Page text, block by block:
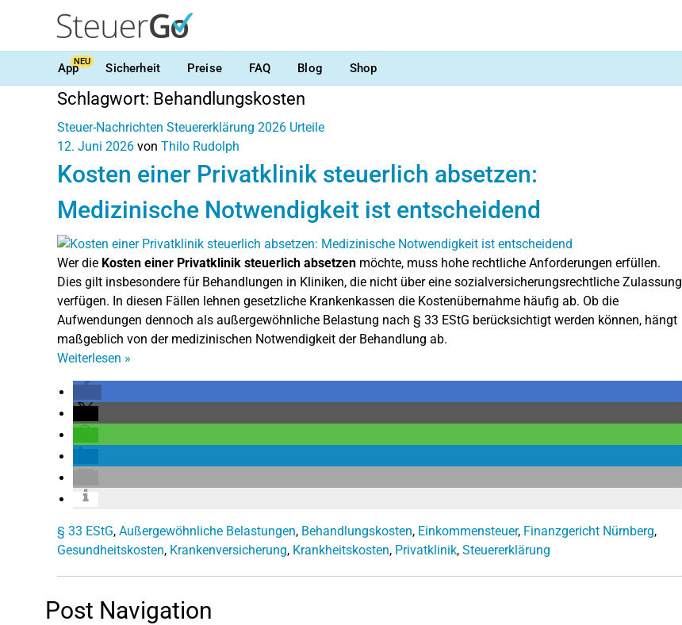
AppNEU Sicherheit Preise FAQ Blog Shop
Schlagwort: Behandlungskosten
Steuer-Nachrichten Steuererklärung 2026 Urteile
12. Juni 2026 von Thilo Rudolph
Kosten einer Privatklinik steuerlich absetzen:
Medizinische Notwendigkeit ist entscheidend
Wer die Kosten einer Privatklinik steuerlich absetzen möchte, muss hohe rechtliche Anforderungen erfüllen.
Dies gilt insbesondere für Behandlungen in Kliniken, die nicht über eine sozialversicherungsrechtliche Zulassung
verfügen. In diesen Fällen lehnen gesetzliche Krankenkassen die Kostenübernahme häufig ab. Ob die
Aufwendungen dennoch als außergewöhnliche Belastung nach § 33 EStG berücksichtigt werden können, hängt
maßgeblich von der medizinischen Notwendigkeit der Behandlung ab.
Weiterlesen »
§ 33 EStG, Außergewöhnliche Belastungen, Behandlungskosten, Einkommensteuer, Finanzgericht Nürnberg,
Gesundheitskosten, Krankenversicherung, Krankheitskosten, Privatklinik, Steuererklärung
Post Navigation